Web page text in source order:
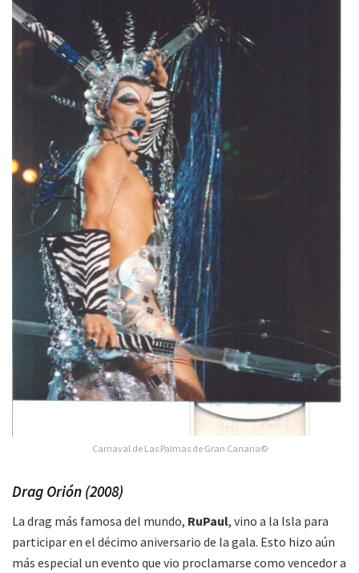
Carnaval de Las Palmas de Gran Canaria©
Drag Orión (2008)
La drag más famosa del mundo, RuPaul, vino a la Isla para
participar en el décimo aniversario de la gala. Esto hizo aún
más especial un evento que vio proclamarse como vencedor a